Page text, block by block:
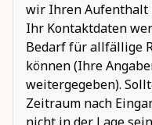
wir Ihren Aufenthalt
Ihr Kontaktdaten
Bedarf für allfällige
können (Ihre
weitergegeben).
Zeitraum nach